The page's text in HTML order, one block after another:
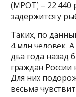
(МРОТ) – 22 440
задержится у
Таких, по
4 млн человек.
два года назад
граждан
Для них
весьма